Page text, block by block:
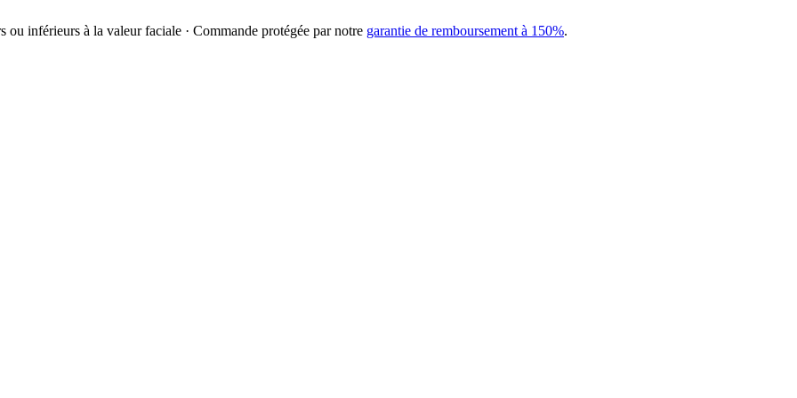
inférieurs à la valeur faciale · Commande protégée par notre garantie de remboursement à 150%.